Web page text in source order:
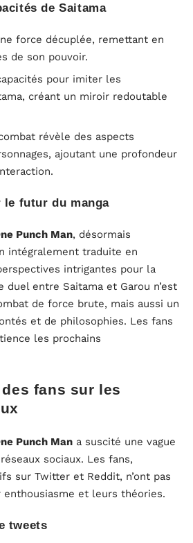
de Saitama
force décuplée, remettant en
de son pouvoir.
pour imiter les
créant un miroir redoutable
révèle des aspects
ajoutant une profondeur
futur du manga
Punch Man, désormais
intégralement traduite en
intrigantes pour la
duel entre Saitama et Garou n’est
de force brute, mais aussi un
et de philosophies. Les fans
les prochains
fans sur les
Punch Man a suscité une vague
sociaux. Les fans,
sur Twitter et Reddit, n’ont pas
enthousiasme et leurs théories.
tweets